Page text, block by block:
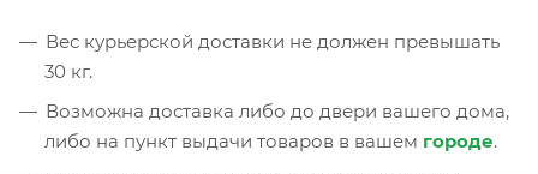
Вес курьерской доставки не должен превышать
30 кг.
Возможна доставка либо до двери вашего дома,
либо на пункт выдачи товаров в вашем городе.